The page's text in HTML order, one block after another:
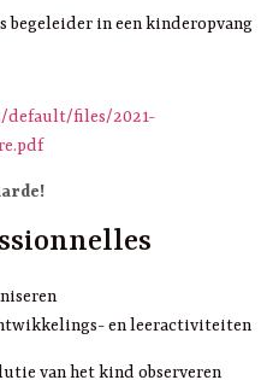
begeleider in een kinderopvang
default/files/2021-
en leeractiviteiten
van het kind observeren